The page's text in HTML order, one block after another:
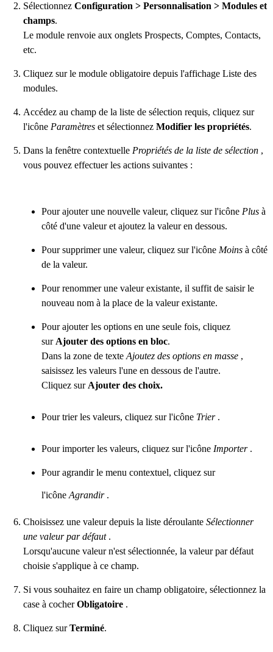
Sélectionnez Configuration > Personnalisation > Modules et
champs.
Le module renvoie aux onglets Prospects, Comptes, Contacts,
etc.
Cliquez sur le module obligatoire depuis l'affichage Liste des
modules.
Accédez au champ de la liste de sélection requis, cliquez sur
l'icône Paramètres et sélectionnez Modifier les propriétés.
Dans la fenêtre contextuelle Propriétés de la liste de sélection ,
vous pouvez effectuer les actions suivantes :
Pour ajouter une nouvelle valeur, cliquez sur l'icône Plus à
côté d'une valeur et ajoutez la valeur en dessous.
Pour supprimer une valeur, cliquez sur l'icône Moins à côté
de la valeur.
Pour renommer une valeur existante, il suffit de saisir le
nouveau nom à la place de la valeur existante.
Pour ajouter les options en une seule fois, cliquez
surAjouter des options en bloc.
Dans la zone de texteAjoutez des options en masse ,
saisissez les valeurs l'une en dessous de l'autre.
Cliquez surAjouter des choix.
Pour trier les valeurs, cliquez sur l'icône Trier.
Pour importer les valeurs, cliquez sur l'icône Importer.
Pour agrandir le menu contextuel, cliquez sur
l'icôneAgrandir.
Choisissez une valeur depuis la liste déroulante Sélectionner
une valeur par défaut.
Lorsqu'aucune valeur n'est sélectionnée, la valeur par défaut
choisie s'applique à ce champ.
Si vous souhaitez en faire un champ obligatoire, sélectionnez la
case à cocherObligatoire .
Cliquez surTerminé.